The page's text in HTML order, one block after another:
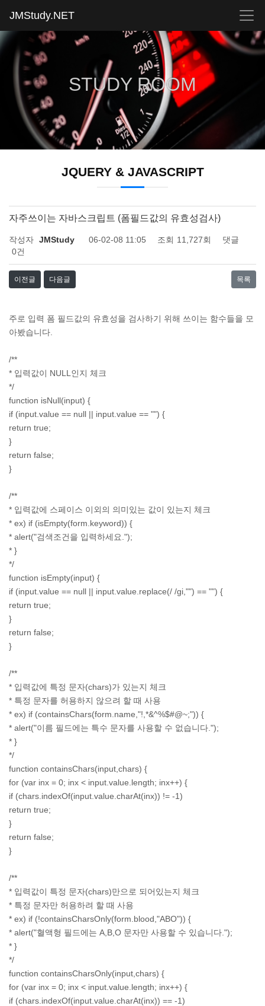
JMStudy.NET
STUDY ROOM
JQUERY & JAVASCRIPT
자주쓰이는 자바스크립트 (폼필드값의 유효성검사)
작성자 JMStudy 06-02-08 11:05 조회 11,727회
댓글
0건
이전글 다음글 목록
주로 입력 폼 필드값의 유효성을 검사하기 위해 쓰이는 함수들을 모
아봤습니다.
/**
* 입력값이 NULL인지 체크
*/
function isNull(input) {
if (input.value == null || input.value == "") {
return true;
}
return false;
}
/**
* 입력값에 스페이스 이외의 의미있는 값이 있는지 체크
* ex) if (isEmpty(form.keyword)) {
* alert("검색조건을 입력하세요.");
* }
*/
function isEmpty(input) {
if (input.value == null || input.value.replace(/ /gi,"") == "") {
return true;
}
return false;
}
/**
* 입력값에 특정 문자(chars)가 있는지 체크
* 특정 문자를 허용하지 않으려 할 때 사용
* ex) if (containsChars(form.name,"!,*&^%$#@~;")) {
* alert("이름 필드에는 특수 문자를 사용할 수 없습니다.");
* }
*/
function containsChars(input,chars) {
for (var inx = 0; inx < input.value.length; inx++) {
if (chars.indexOf(input.value.charAt(inx)) != -1)
return true;
}
return false;
}
/**
* 입력값이 특정 문자(chars)만으로 되어있는지 체크
* 특정 문자만 허용하려 할 때 사용
* ex) if (!containsCharsOnly(form.blood,"ABO")) {
* alert("혈액형 필드에는 A,B,O 문자만 사용할 수 있습니다.");
* }
*/
function containsCharsOnly(input,chars) {
for (var inx = 0; inx < input.value.length; inx++) {
if (chars.indexOf(input.value.charAt(inx)) == -1)